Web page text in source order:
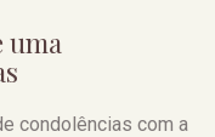
uma
condolências com a